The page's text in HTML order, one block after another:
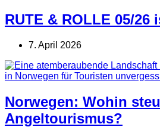
RUTE & ROLLE 05/26
7. April 2026
Norwegen: Wohin
Angeltourismus?